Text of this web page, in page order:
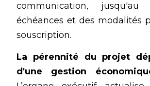
communication,
échéances et des modalités
souscription.
La pérennité du projet
d'une gestion